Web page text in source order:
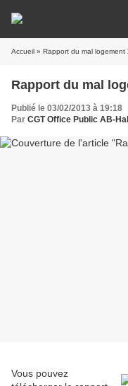
Accueil » Rapport du mal logement
Rapport du mal
Publié le 03/02/2013 à 19:18
Par CGT Office Public AB-
Vous pouvez